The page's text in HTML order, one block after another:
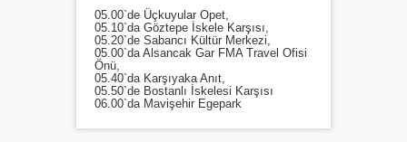
05.00`de Üçkuyular Opet,
05.10`da Göztepe İskele Karşısı,
05.20`de Sabancı Kültür Merkezi,
05.00`da Alsancak Gar FMA Travel Ofisi
Önü,
05.40`da Karşıyaka Anıt,
05.50`de Bostanlı İskelesi Karşısı
06.00`da Mavişehir Egepark